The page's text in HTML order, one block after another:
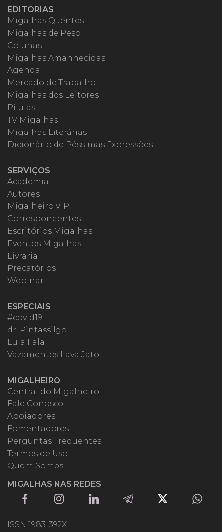
EDITORIAS
Migalhas Quentes
Migalhas de Peso
Colunas
Migalhas Amanhecidas
Agenda
Mercado de Trabalho
Migalhas dos Leitores
Pílulas
TV Migalhas
Migalhas Literárias
Dicionário de Péssimas Expressões
SERVIÇOS
Academia
Autores
Migalheiro VIP
Correspondentes
Escritórios Migalhas
Eventos Migalhas
Livraria
Precatórios
Webinar
ESPECIAIS
#covid19
dr. Pintassilgo
Lula Fala
Vazamentos Lava Jato
MIGALHEIRO
Central do Migalheiro
Fale Conosco
Apoiadores
Fomentadores
Perguntas Frequentes
Termos de Uso
Quem Somos
MIGALHAS NAS REDES
ISSN 1983-392X